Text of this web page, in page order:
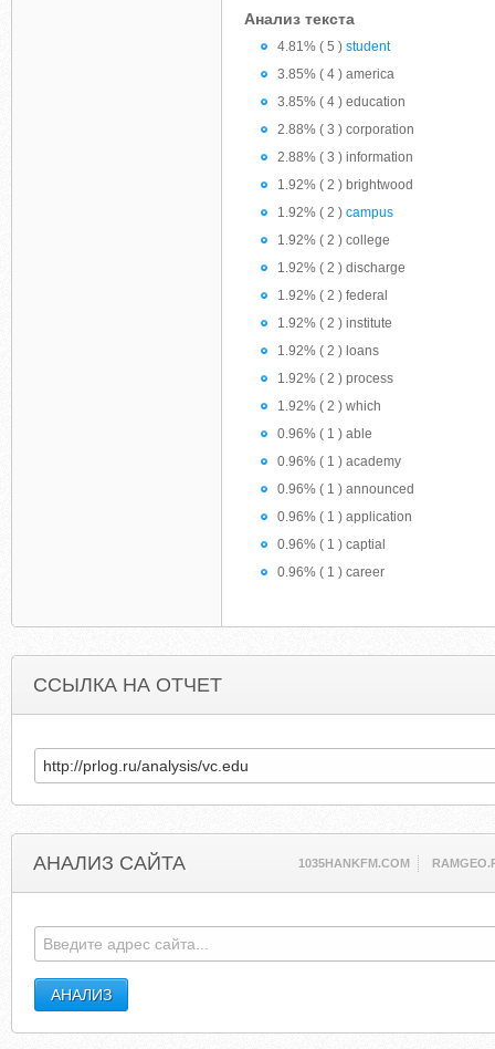
Анализ текста
4.81% ( 5 ) student
3.85% ( 4 ) america
3.85% ( 4 ) education
2.88% ( 3 ) corporation
2.88% ( 3 ) information
1.92% ( 2 ) brightwood
1.92% ( 2 ) campus
1.92% ( 2 ) college
1.92% ( 2 ) discharge
1.92% ( 2 ) federal
1.92% ( 2 ) institute
1.92% ( 2 ) loans
1.92% ( 2 ) process
1.92% ( 2 ) which
0.96% ( 1 ) able
0.96% ( 1 ) academy
0.96% ( 1 ) announced
0.96% ( 1 ) application
0.96% ( 1 ) captial
0.96% ( 1 ) career
ССЫЛКА НА ОТЧЕТ
АНАЛИЗ САЙТА 1035HANKFM.COM